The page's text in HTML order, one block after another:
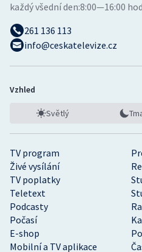
TV program
Živé vysílání
TV poplatky
Teletext
Podcasty
Počasí
E-shop
Mobilní a TV aplikace
každý všední den:8:00—16:00
261 136 113
info@ceskatelevize.cz
Vzhled
Světlý